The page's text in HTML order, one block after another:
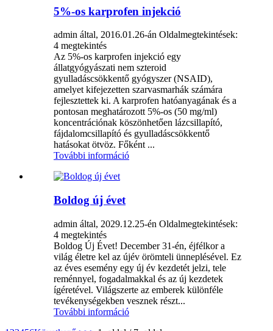
5%-os karprofen injekció
admin által, 2016.01.26-án Oldalmegtekintések:
4 megtekintés
Az 5%-os karprofen injekció egy
állatgyógyászati ​​nem szteroid
gyulladáscsökkentő gyógyszer (NSAID),
amelyet kifejezetten szarvasmarhák számára
fejlesztettek ki. A karprofen hatóanyagának és a
pontosan meghatározott 5%-os (50 mg/ml)
koncentrációnak köszönhetően lázcsillapító,
fájdalomcsillapító és gyulladáscsökkentő
hatásokat ötvöz. Főként ...
További információ
Boldog új évet
admin által, 2029.12.25-én Oldalmegtekintések:
4 megtekintés
Boldog Új Évet! December 31-én, éjfélkor a
világ életre kel az újév örömteli ünneplésével. Ez
az éves esemény egy új év kezdetét jelzi, tele
reménnyel, fogadalmakkal és az új kezdetek
ígéretével. Világszerte az emberek különféle
tevékenységekben vesznek részt...
További információ